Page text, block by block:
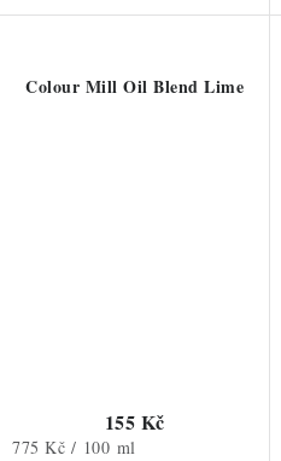
Colour Mill Oil Blend Lime
155 Kč
Měrná
775 Kč / 100 ml